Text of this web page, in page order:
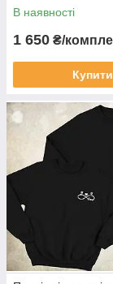
В наявності
1 650 ₴/
Купити